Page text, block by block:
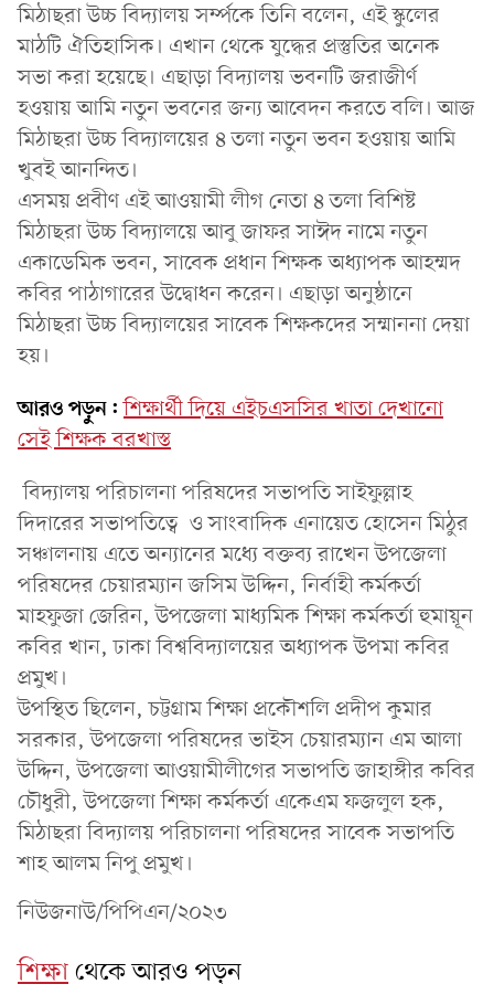
মিঠাছরা উচ্চ বিদ্যালয় সর্ম্পকে তিনি বলেন, এই স্কুলের
মাঠটি ঐতিহাসিক। এখান থেকে যুদ্ধের প্রস্তুতির অনেক
সভা করা হয়েছে। এছাড়া বিদ্যালয় ভবনটি জরাজীর্ণ
হওয়ায় আমি নতুন ভবনের জন্য আবেদন করতে বলি। আজ
মিঠাছরা উচ্চ বিদ্যালয়ের ৪ তলা নতুন ভবন হওয়ায় আমি
খুবই আনন্দিত।
এসময় প্রবীণ এই আওয়ামী লীগ নেতা ৪ তলা বিশিষ্ট
মিঠাছরা উচ্চ বিদ্যালয়ে আবু জাফর সাঈদ নামে নতুন
একাডেমিক ভবন, সাবেক প্রধান শিক্ষক অধ্যাপক আহম্মদ
কবির পাঠাগারের উদ্বোধন করেন। এছাড়া অনুষ্ঠানে
মিঠাছরা উচ্চ বিদ্যালয়ের সাবেক শিক্ষকদের সম্মাননা দেয়া
হয়।
আরও পড়ুন: শিক্ষার্থী দিয়ে এইচএসসির খাতা দেখানো
সেই শিক্ষক বরখাস্ত
বিদ্যালয় পরিচালনা পরিষদের সভাপতি সাইফুল্লাহ
দিদারের সভাপতিত্বে ও সাংবাদিক এনায়েত হোসেন মিঠুর
সঞ্চালনায় এতে অন্যানের মধ্যে বক্তব্য রাখেন উপজেলা
পরিষদের চেয়ারম্যান জসিম উদ্দিন, নির্বাহী কর্মকর্তা
মাহফুজা জেরিন, উপজেলা মাধ্যমিক শিক্ষা কর্মকর্তা হুমায়ূন
কবির খান, ঢাকা বিশ্ববিদ্যালয়ের অধ্যাপক উপমা কবির
প্রমুখ।
উপস্থিত ছিলেন, চট্টগ্রাম শিক্ষা প্রকৌশলি প্রদীপ কুমার
সরকার, উপজেলা পরিষদের ভাইস চেয়ারম্যান এম আলা
উদ্দিন, উপজেলা আওয়ামীলীগের সভাপতি জাহাঙ্গীর কবির
চৌধুরী, উপজেলা শিক্ষা কর্মকর্তা একেএম ফজলুল হক,
মিঠাছরা বিদ্যালয় পরিচালনা পরিষদের সাবেক সভাপতি
শাহ আলম নিপু প্রমুখ।
নিউজনাউ/পিপিএন/২০২৩
শিক্ষাথেকে আরও পড়ুন